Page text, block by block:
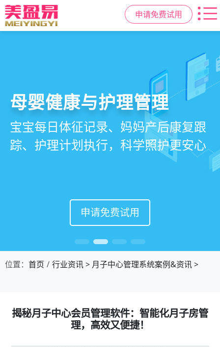
申请免费试用
智慧月子中心管理系统
一站式解决月子中心入住、护理、
餐饮、会员、财务、营销全流程管
理
申请免费试用
母婴健康与护理管理
宝宝每日体征记录、妈妈产后康复跟
踪、护理计划执行，科学照护更安心
申请免费试用
房态与预约管理
在线选房、预约入住、智能排房、资
源调度，提升入住率与客户满意度
申请免费试用
会员营销与智能锁客
会员积分、套餐定制、精准营销、客
户关怀，提升复购与转介绍
申请免费试用
位置： 首页 行业资讯> 月子中心管理系统案例&资讯>
揭秘月子中心会员管理软件：智能化月子房管
理，高效又便捷！